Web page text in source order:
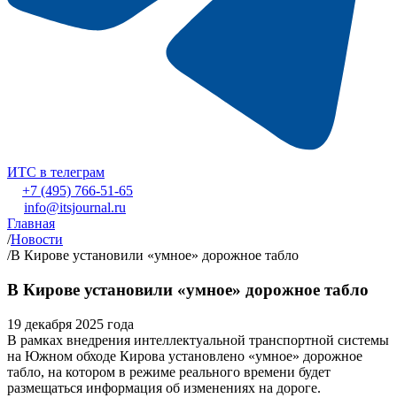
ИТС в телеграм
+7 (495) 766-51-65
info@itsjournal.ru
Главная
/Новости
/В Кирове установили «умное» дорожное табло
В Кирове установили «умное» дорожное табло
19 декабря 2025 года
В рамках внедрения интеллектуальной транспортной системы
на Южном обходе Кирова установлено «умное» дорожное
табло, на котором в режиме реального времени будет
размещаться информация об изменениях на дороге.